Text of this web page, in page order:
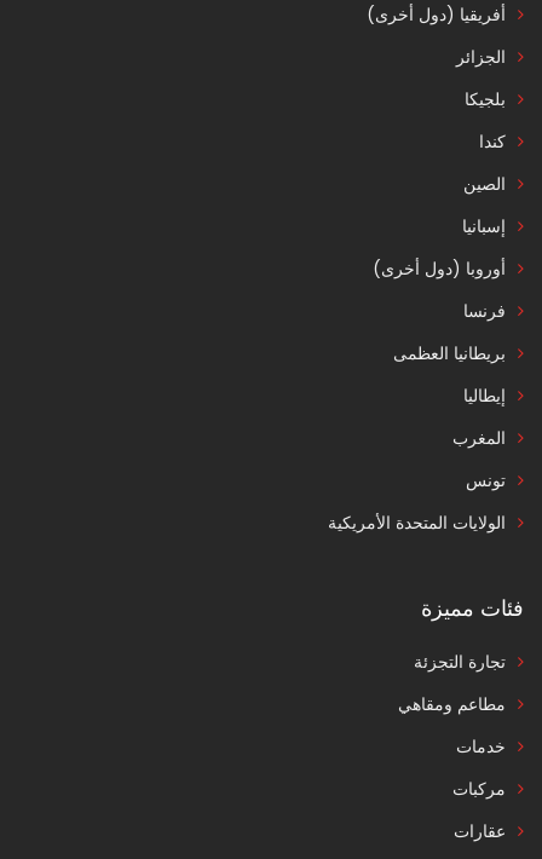
أفريقيا (دول أخرى)
الجزائر
بلجيكا
كندا
الصين
إسبانيا
أوروبا (دول أخرى)
فرنسا
بريطانيا العظمى
إيطاليا
المغرب
تونس
الولايات المتحدة الأمريكية
فئات مميزة
تجارة التجزئة
مطاعم ومقاهي
خدمات
مركبات
عقارات